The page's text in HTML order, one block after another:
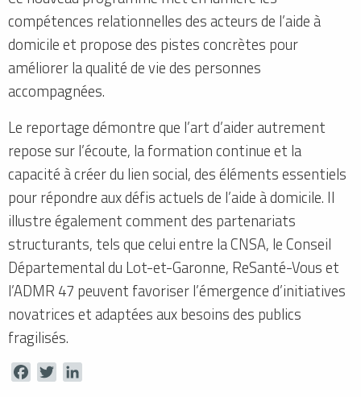
compétences relationnelles des acteurs de l’aide à
domicile et propose des pistes concrètes pour
améliorer la qualité de vie des personnes
accompagnées.
Le reportage démontre que l’art d’aider autrement
repose sur l’écoute, la formation continue et la
capacité à créer du lien social, des éléments essentiels
pour répondre aux défis actuels de l’aide à domicile. Il
illustre également comment des partenariats
structurants, tels que celui entre la CNSA, le Conseil
Départemental du Lot-et-Garonne, ReSanté-Vous et
l’ADMR 47 peuvent favoriser l’émergence d’initiatives
novatrices et adaptées aux besoins des publics
fragilisés.
FacebookTwitter